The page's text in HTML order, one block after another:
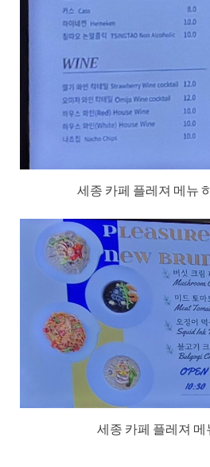
세종 카페 플레져 메뉴
세종 카페 플레져